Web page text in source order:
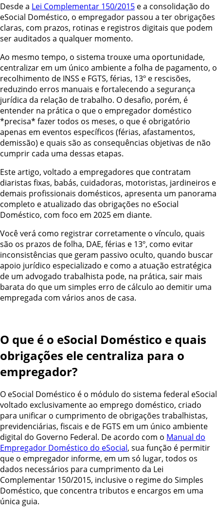
Desde a Lei Complementar 150/2015 e a consolidação do
eSocial Doméstico, o empregador passou a ter obrigações
claras, com prazos, rotinas e registros digitais que podem
ser auditados a qualquer momento.
Ao mesmo tempo, o sistema trouxe uma oportunidade,
centralizar em um único ambiente a folha de pagamento, o
recolhimento de INSS e FGTS, férias, 13º e rescisões,
reduzindo erros manuais e fortalecendo a segurança
jurídica da relação de trabalho. O desafio, porém, é
entender na prática o que o empregador doméstico
*precisa* fazer todos os meses, o que é obrigatório
apenas em eventos específicos (férias, afastamentos,
demissão) e quais são as consequências objetivas de não
cumprir cada uma dessas etapas.
Este artigo, voltado a empregadores que contratam
diaristas fixas, babás, cuidadoras, motoristas, jardineiros e
demais profissionais domésticos, apresenta um panorama
completo e atualizado das obrigações no eSocial
Doméstico, com foco em 2025 em diante.
Você verá como registrar corretamente o vínculo, quais
são os prazos de folha, DAE, férias e 13º, como evitar
inconsistências que geram passivo oculto, quando buscar
apoio jurídico especializado e como a atuação estratégica
de um advogado trabalhista pode, na prática, sair mais
barata do que um simples erro de cálculo ao demitir uma
empregada com vários anos de casa.
O que é o eSocial Doméstico e quais
obrigações ele centraliza para o
empregador?
O eSocial Doméstico é o módulo do sistema federal eSocial
voltado exclusivamente ao emprego doméstico, criado
para unificar o cumprimento de obrigações trabalhistas,
previdenciárias, fiscais e de FGTS em um único ambiente
digital do Governo Federal. De acordo com o Manual do
Empregador Doméstico do eSocial, sua função é permitir
que o empregador informe, em um só lugar, todos os
dados necessários para cumprimento da Lei
Complementar 150/2015, inclusive o regime do Simples
Doméstico, que concentra tributos e encargos em uma
única guia.